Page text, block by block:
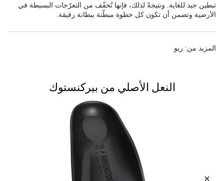
تبطين جيد للغاية. ونتيجةً لذلك، فإنها تُخفّف من التعرّجات البسيطة في
الأرضية وتضمن أن تكون كل خطوة مبطّنة ببطانة رقيقة.
المزيد من: ريو
النعل الأصلي من بيركنستوك